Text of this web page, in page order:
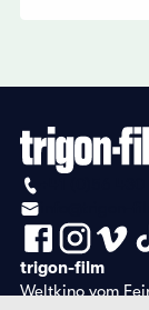
trigon-film
Weltkino vom